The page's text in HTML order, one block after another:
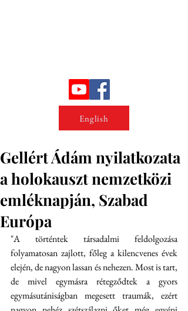
English
Gellért Ádám nyilatkozata
a holokauszt nemzetközi
emléknapján, Szabad
Európa
"A történtek társadalmi feldolgozása
folyamatosan zajlott, főleg a kilencvenes évek
elején, de nagyon lassan és nehezen. Most is tart,
de mivel egymásra rétegződtek a gyors
egymásutániságban megesett traumák, ezért